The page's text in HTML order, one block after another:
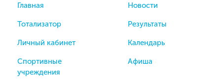
Главная
Тотализатор
Личный кабинет
Спортивные
учреждения
Новости
Результаты
Календарь
Афиша